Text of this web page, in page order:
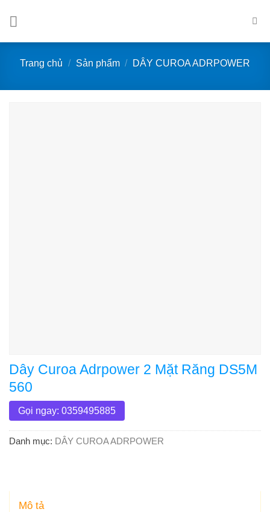
Trang chủ / Sản phẩm / DÂY CUROA ADRPOWER
Dây Curoa Adrpower 2 Mặt Răng DS5M
560
Gọi ngay: 0359495885
Danh mục: DÂY CUROA ADRPOWER
Mô tả